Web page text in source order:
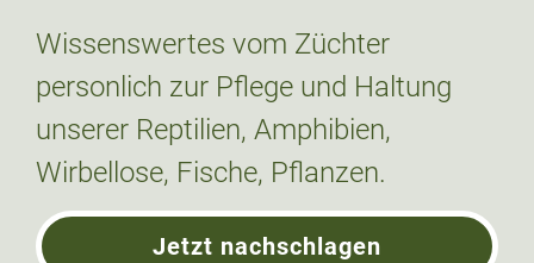
Wissenswertes vom Züchter
personlich zur Pflege und Haltung
unserer Reptilien, Amphibien,
Wirbellose, Fische, Pflanzen.
Jetzt nachschlagen